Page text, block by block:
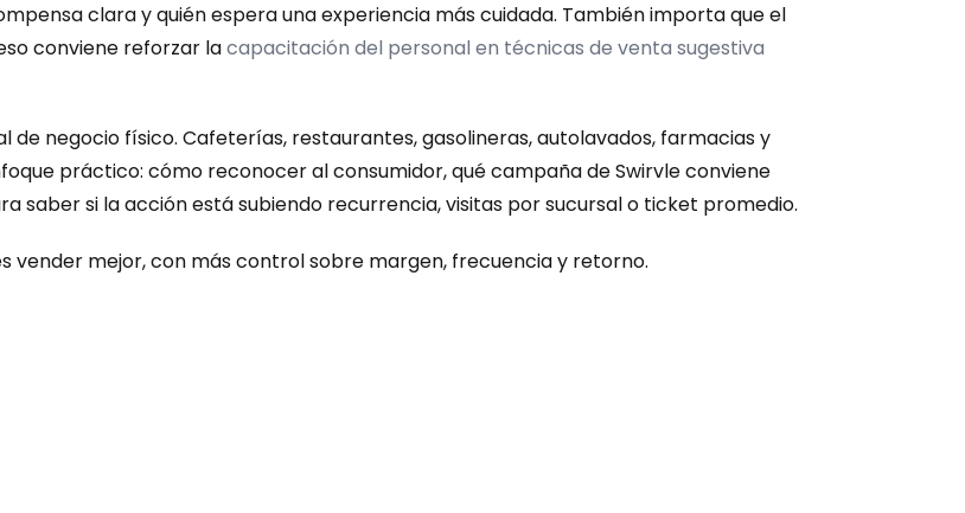
clara y quién espera una experiencia más cuidada. También importa que el
conviene reforzar la capacitación del personal en técnicas de venta sugestiva
de negocio físico. Cafeterías, restaurantes, gasolineras, autolavados, farmacias y
práctico: cómo reconocer al consumidor, qué campaña de Swirvle conviene
saber si la acción está subiendo recurrencia, visitas por sucursal o ticket promedio.
vender mejor, con más control sobre margen, frecuencia y retorno.